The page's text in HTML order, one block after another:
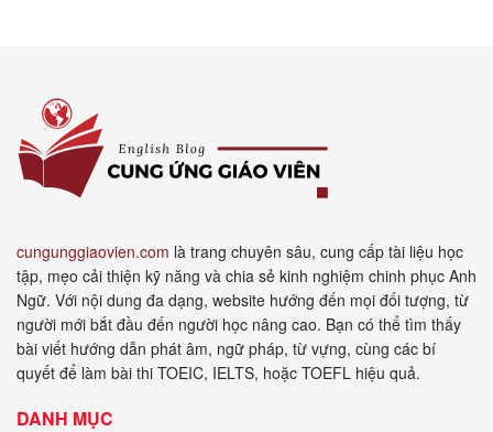
cungunggiaovien.com là trang chuyên sâu, cung cấp tài liệu học
tập, mẹo cải thiện kỹ năng và chia sẻ kinh nghiệm chinh phục Anh
Ngữ. Với nội dung đa dạng, website hướng đến mọi đối tượng, từ
người mới bắt đầu đến người học nâng cao. Bạn có thể tìm thấy
bài viết hướng dẫn phát âm, ngữ pháp, từ vựng, cùng các bí
quyết để làm bài thi TOEIC, IELTS, hoặc TOEFL hiệu quả.
DANH MỤC